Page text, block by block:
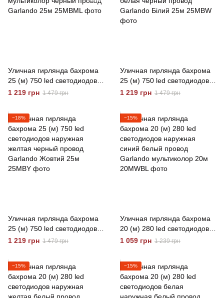
Уличная гирлянда бахрома
25 (м) 750 led светодиодов
наружная мультиколор
25м
1 219 грн 1 479 грн
Уличная гирлянда бахрома
25 (м) 750 led светодиодов
наружная белая черный
1 219 грн 1 479 грн
−18%
Уличная гирлянда бахрома
25 (м) 750 led светодиодов
наружная желтая черный
25м
1 219 грн 1 479 грн
−15%
Уличная гирлянда бахрома
20 (м) 280 led светодиодов
наружная синий белый
мультиколор 20м
1 059 грн 1 239 грн
−15% −15%